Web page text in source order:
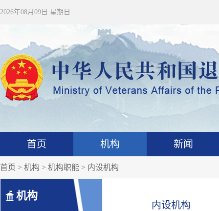
2026年08月09日 星期日
首页 机构 新闻
首页 > 机构 > 机构职能 > 内设机构
机构
内设机构